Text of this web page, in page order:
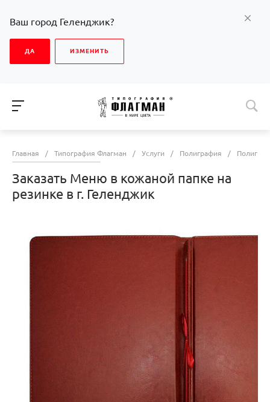
Ваш город Геленджик?
ДА ИЗМЕНИТЬ
Главная / Типография Флагман / Услуги / Полиграфия /
Заказать Меню в кожаной папке на
резинке в г. Геленджик